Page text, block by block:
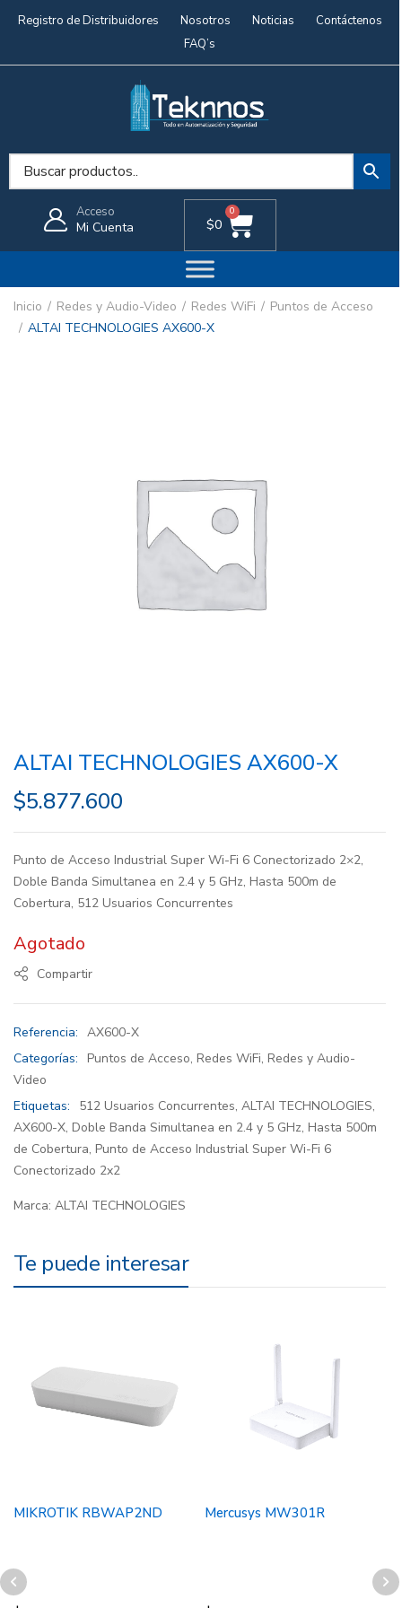
Registro de Distribuidores Nosotros Noticias
Contáctenos
FAQ’s
Acceso
Mi Cuenta $0
0
Inicio Redes y Audio-Video Redes WiFi
Puntos de Acceso
ALTAI TECHNOLOGIES AX600-X
ALTAI TECHNOLOGIES AX600-X
$5.877.600
Punto de Acceso Industrial Super Wi-Fi 6 Conectorizado 2×2,
Doble Banda Simultanea en 2.4 y 5 GHz, Hasta 500m de
Cobertura, 512 Usuarios Concurrentes
Agotado
Compartir
Referencia: AX600-X
Categorías: Puntos de Acceso, Redes WiFi, Redes y Audio-
Video
Etiquetas:
512 Usuarios Concurrentes, ALTAI TECHNOLOGIES,
AX600-X, Doble Banda Simultanea en 2.4 y 5 GHz, Hasta 500m
de Cobertura, Punto de Acceso Industrial Super Wi-Fi 6
Conectorizado 2x2
Marca: ALTAI TECHNOLOGIES
Te puede interesar
MIKROTIK RBWAP2ND Mercusys MW301R